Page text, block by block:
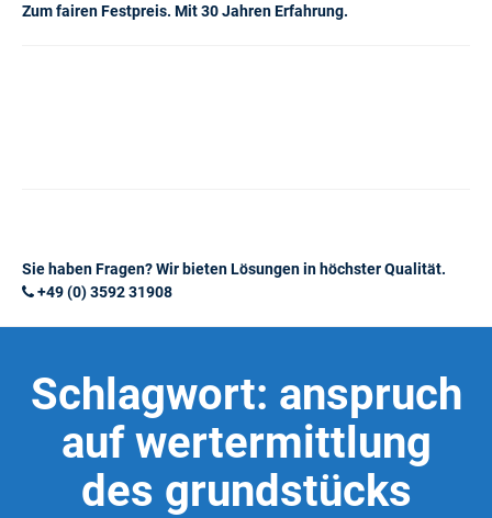
Zum fairen Festpreis. Mit 30 Jahren Erfahrung.
Sie haben Fragen? Wir bieten Lösungen in höchster Qualität.
+49 (0) 3592 31908
Schlagwort: anspruch
auf wertermittlung
des grundstücks